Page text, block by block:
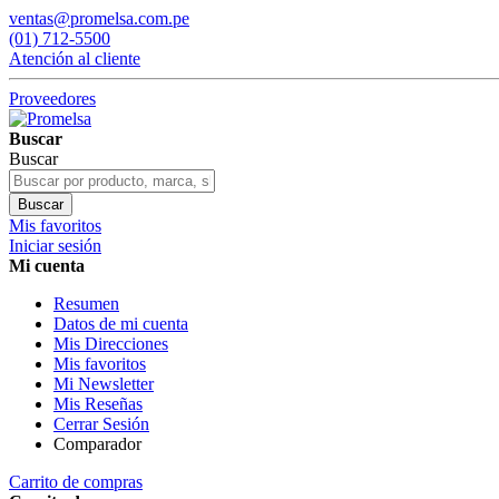
ventas@promelsa.com.pe
(01) 712-5500
Atención al cliente
Proveedores
Buscar
Buscar
Buscar
Mis favoritos
Iniciar sesión
Mi cuenta
Resumen
Datos de mi cuenta
Mis Direcciones
Mis favoritos
Mi Newsletter
Mis Reseñas
Cerrar Sesión
Comparador
Carrito de compras